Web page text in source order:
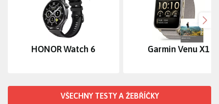
HONOR Watch 6 Garmin Venu X1
VŠECHNY TESTY A ŽEBŘÍČKY